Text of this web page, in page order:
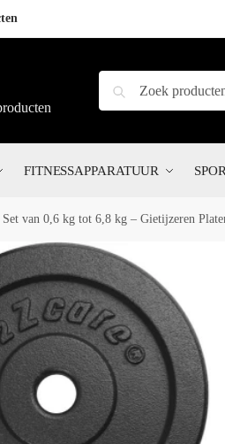
Zoeken
naar:
Zoeken
FITNESSAPPARATUUR
van 0,6 kg tot 6,8 kg – Gietijzeren